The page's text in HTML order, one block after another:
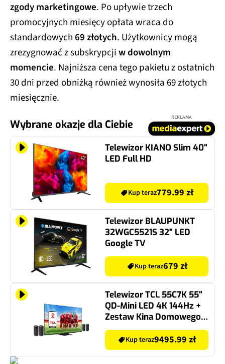
zgody marketingowe. Po upływie trzech
promocyjnych miesięcy opłata wraca do
standardowych69 złotych. Użytkownicy mogą
zrezygnować z subskrypcjiw dowolnym
momencie. Najniższa cena tego pakietu z ostatnich
30 dni przed obniżką również wynosiła 69 złotych
miesięcznie.
Wybrane okazje dla Ciebie
REKLAMA
Telewizor KIANO Slim 40"
LED Full HD
Kup teraz779.99 zł
Telewizor BLAUPUNKT
32WGC5521S 32" LED
Google TV
Kup teraz679 zł
Telewizor TCL 55C7K 55"
QD-Mini LED 4K 144Hz +
Zestaw Kina Domowego
TCL Z100E (4 szt.) CZ+CZ
Google TV Dolby Vision IQ
Dolby Atmos HDMI 2.1
Kup teraz9495.99 zł